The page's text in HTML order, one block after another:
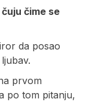
čime se
da posao
prvom
po tom pitanju,